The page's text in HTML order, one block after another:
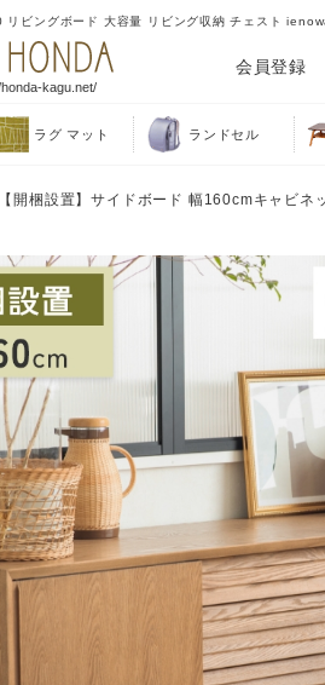
ビングボード 大容量 リビング収納 チェスト
kagu.net/
会員登録
ラグ マット ランドセル
開梱設置】サイドボード 幅160cmキャビネ